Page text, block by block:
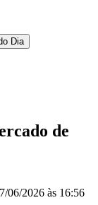
Dia
de
06/2026 às 16:56